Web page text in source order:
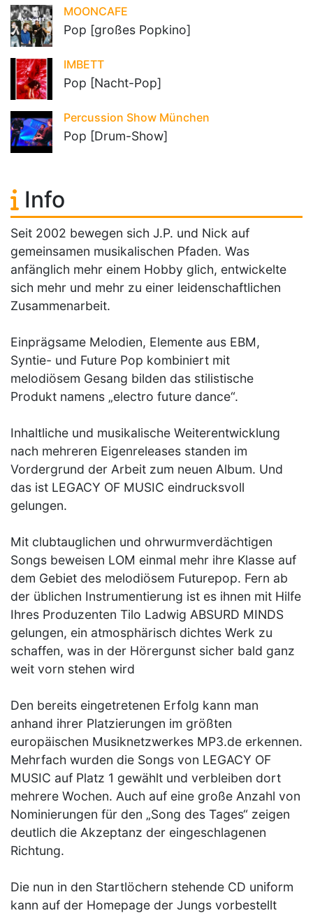
MOONCAFE
Pop [großes Popkino]
IMBETT
Pop [Nacht-Pop]
Percussion Show München
Pop [Drum-Show]
Info
Seit 2002 bewegen sich J.P. und Nick auf
gemeinsamen musikalischen Pfaden. Was
anfänglich mehr einem Hobby glich, entwickelte
sich mehr und mehr zu einer leidenschaftlichen
Zusammenarbeit.
Einprägsame Melodien, Elemente aus EBM,
Syntie- und Future Pop kombiniert mit
melodiösem Gesang bilden das stilistische
Produkt namens „electro future dance“.
Inhaltliche und musikalische Weiterentwicklung
nach mehreren Eigenreleases standen im
Vordergrund der Arbeit zum neuen Album. Und
das ist LEGACY OF MUSIC eindrucksvoll
gelungen.
Mit clubtauglichen und ohrwurmverdächtigen
Songs beweisen LOM einmal mehr ihre Klasse auf
dem Gebiet des melodiösem Futurepop. Fern ab
der üblichen Instrumentierung ist es ihnen mit Hilfe
Ihres Produzenten Tilo Ladwig ABSURD MINDS
gelungen, ein atmosphärisch dichtes Werk zu
schaffen, was in der Hörergunst sicher bald ganz
weit vorn stehen wird
Den bereits eingetretenen Erfolg kann man
anhand ihrer Platzierungen im größten
europäischen Musiknetzwerkes MP3.de erkennen.
Mehrfach wurden die Songs von LEGACY OF
MUSIC auf Platz 1 gewählt und verbleiben dort
mehrere Wochen. Auch auf eine große Anzahl von
Nominierungen für den „Song des Tages“ zeigen
deutlich die Akzeptanz der eingeschlagenen
Richtung.
Die nun in den Startlöchern stehende CD uniform
kann auf der Homepage der Jungs vorbestellt